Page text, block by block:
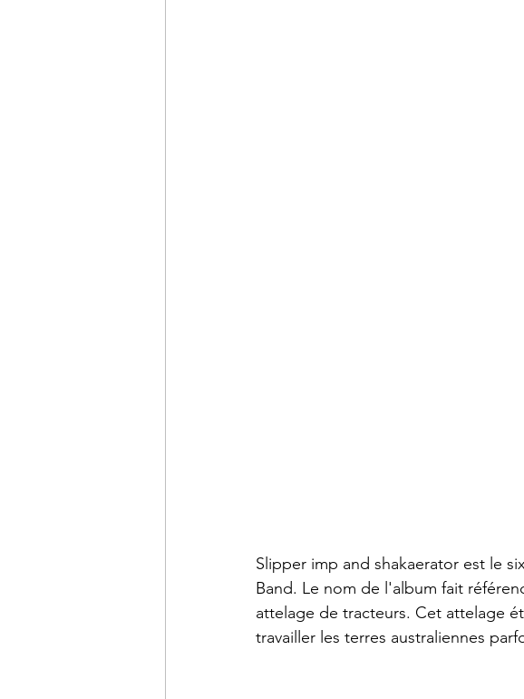
Slipper imp and shakaerator est le
Band. Le nom de l'album fait
attelage de tracteurs. Cet attelage
travailler les terres australiennes